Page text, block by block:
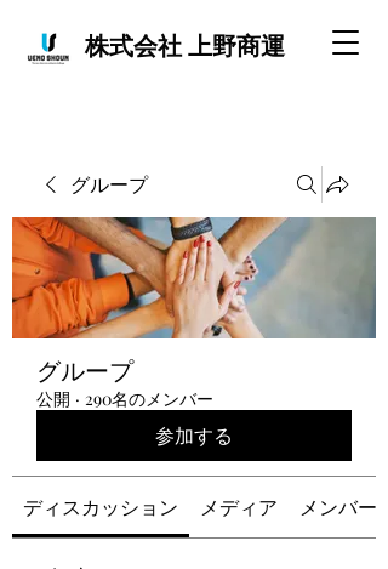
株式会社 上野商運
グループ
グループ
公開 · 290名のメンバー
参加する
ディスカッション メディア メンバー